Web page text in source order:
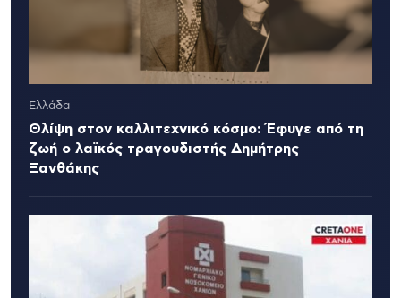
Ελλάδα
Θλίψη στον καλλιτεχνικό κόσμο: Έφυγε από τη
ζωή ο λαϊκός τραγουδιστής Δημήτρης
Ξανθάκης